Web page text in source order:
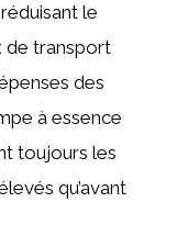
le
de transport
des
à essence
toujours les
qu’avant